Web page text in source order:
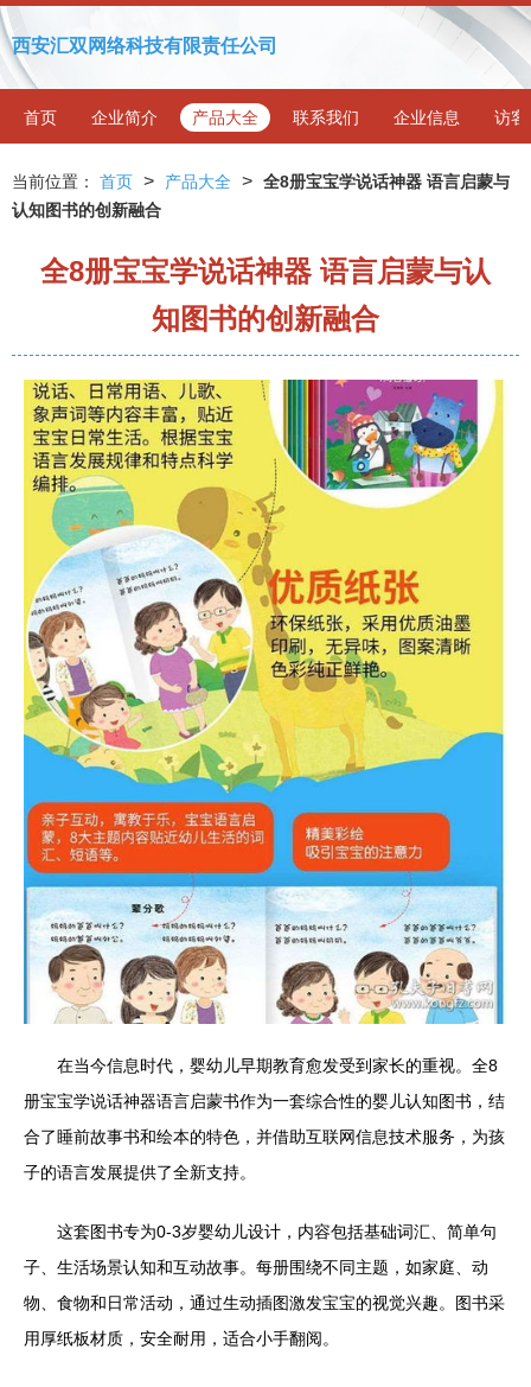
西安汇双网络科技有限责任公司
首页 企业简介 产品大全 联系我们 企业信息 访客
当前位置： 首页 > 产品大全 > 全8册宝宝学说话神器 语言启蒙与
认知图书的创新融合
全8册宝宝学说话神器 语言启蒙与认
知图书的创新融合
在当今信息时代，婴幼儿早期教育愈发受到家长的重视。全8
册宝宝学说话神器语言启蒙书作为一套综合性的婴儿认知图书，结
合了睡前故事书和绘本的特色，并借助互联网信息技术服务，为孩
子的语言发展提供了全新支持。
这套图书专为0-3岁婴幼儿设计，内容包括基础词汇、简单句
子、生活场景认知和互动故事。每册围绕不同主题，如家庭、动
物、食物和日常活动，通过生动插图激发宝宝的视觉兴趣。图书采
用厚纸板材质，安全耐用，适合小手翻阅。